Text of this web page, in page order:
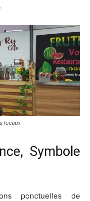
locaux
Symbole
ponctuelles de